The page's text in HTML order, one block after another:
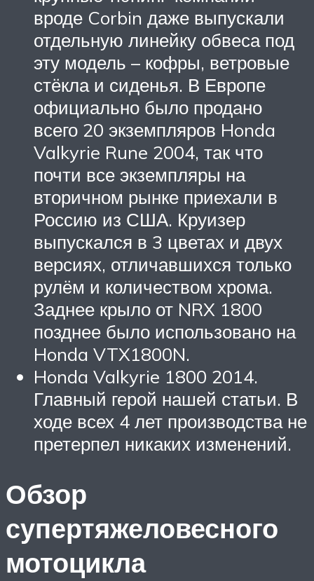
вроде Corbin даже выпускали
отдельную линейку обвеса под
эту модель – кофры, ветровые
стёкла и сиденья. В Европе
официально было продано
всего 20 экземпляров Honda
Valkyrie Rune 2004, так что
почти все экземпляры на
вторичном рынке приехали в
Россию из США. Круизер
выпускался в 3 цветах и двух
версиях, отличавшихся только
рулём и количеством хрома.
Заднее крыло от NRX 1800
позднее было использовано на
Honda VTX1800N.
Honda Valkyrie 1800 2014.
Главный герой нашей статьи. В
ходе всех 4 лет производства не
претерпел никаких изменений.
Обзор
супертяжеловесного
мотоцикла